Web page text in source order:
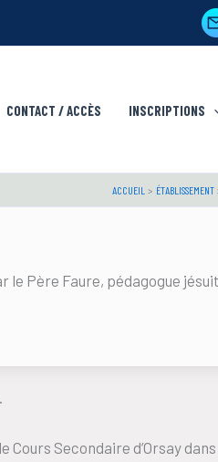
CONTACT / ACCÈS INSCRIPTIONS
ACCUEIL ÉTABLISSEMENT
le Père Faure, pédagogue
Secondaire d’Orsay dans